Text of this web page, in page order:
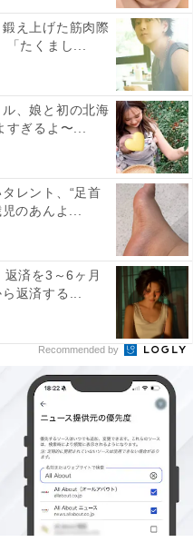
鍛え上げた筋肉際
「たくまし...
ル、娘と初の北海
すぎるよ〜...
レント、“足首
のあんよ...
返済を3～6ヶ月
返済する...
Recommended by